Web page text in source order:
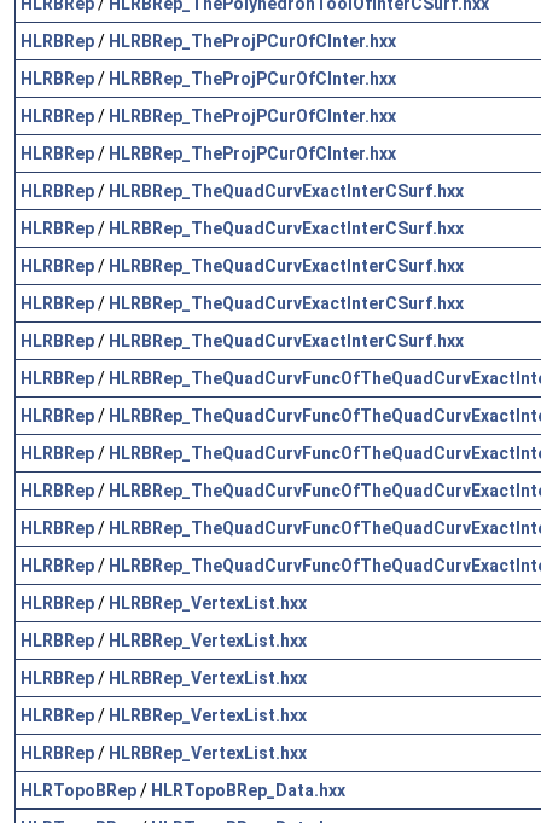
HLRBRep/ HLRBRep_TheProjPCurOfCInter.hxx
HLRBRep/ HLRBRep_TheProjPCurOfCInter.hxx
HLRBRep/ HLRBRep_TheProjPCurOfCInter.hxx
HLRBRep/ HLRBRep_TheProjPCurOfCInter.hxx
HLRBRep/ HLRBRep_TheQuadCurvExactInterCSurf.hxx
HLRBRep/ HLRBRep_TheQuadCurvExactInterCSurf.hxx
HLRBRep/ HLRBRep_TheQuadCurvExactInterCSurf.hxx
HLRBRep/ HLRBRep_TheQuadCurvExactInterCSurf.hxx
HLRBRep/ HLRBRep_TheQuadCurvExactInterCSurf.hxx
HLRBRep/
HLRBRep/
HLRBRep/
HLRBRep/
HLRBRep/
HLRBRep/
HLRBRep/ HLRBRep_VertexList.hxx
HLRBRep/ HLRBRep_VertexList.hxx
HLRBRep/ HLRBRep_VertexList.hxx
HLRBRep/ HLRBRep_VertexList.hxx
HLRBRep/ HLRBRep_VertexList.hxx
HLRTopoBRep/ HLRTopoBRep_Data.hxx